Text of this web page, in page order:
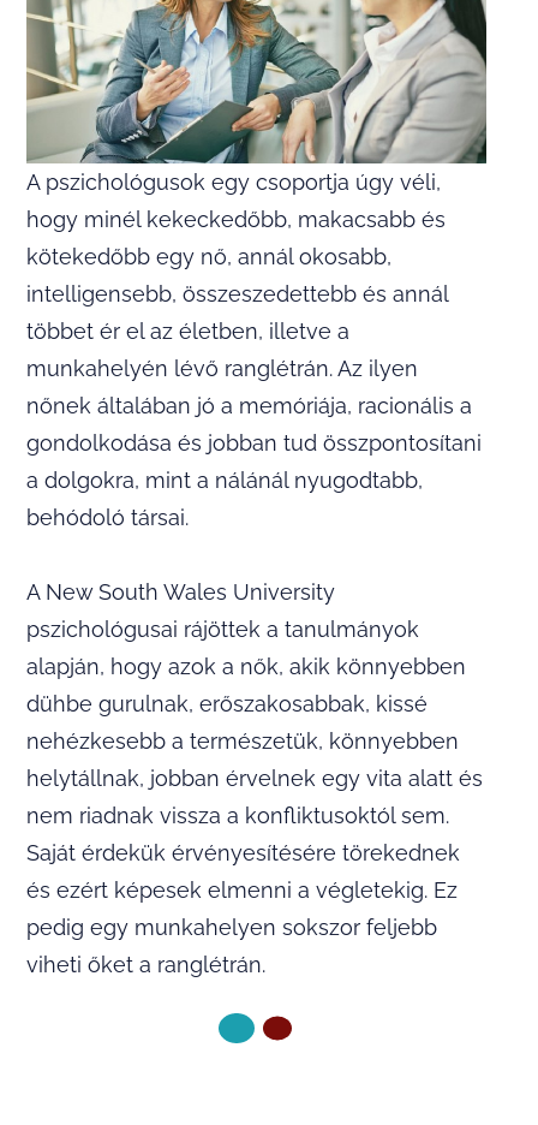
A pszichológusok egy csoportja úgy véli,
hogy minél kekeckedőbb, makacsabb és
kötekedőbb egy nő, annál okosabb,
intelligensebb, összeszedettebb és annál
többet ér el az életben, illetve a
munkahelyén lévő ranglétrán. Az ilyen
nőnek általában jó a memóriája, racionális a
gondolkodása és jobban tud összpontosítani
a dolgokra, mint a nálánál nyugodtabb,
behódoló társai.
A New South Wales University
pszichológusai rájöttek a tanulmányok
alapján, hogy azok a nők, akik könnyebben
dühbe gurulnak, erőszakosabbak, kissé
nehézkesebb a természetük, könnyebben
helytállnak, jobban érvelnek egy vita alatt és
nem riadnak vissza a konfliktusoktól sem.
Saját érdekük érvényesítésére törekednek
és ezért képesek elmenni a végletekig. Ez
pedig egy munkahelyen sokszor feljebb
viheti őket a ranglétrán.